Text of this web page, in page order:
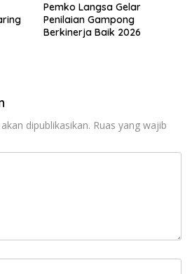
Pemko Langsa Gelar
Penilaian Gampong
Berkinerja Baik 2026
dipublikasikan. Ruas yang wajib